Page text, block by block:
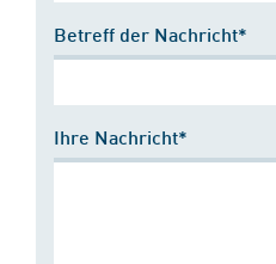
Betreff der Nachricht*
Ihre Nachricht*